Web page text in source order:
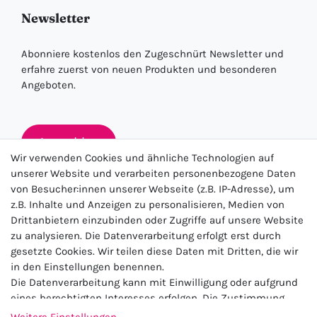
Newsletter
Abonniere kostenlos den Zugeschnürt Newsletter und
erfahre zuerst von neuen Produkten und besonderen
Angeboten.
Anmelden
★★★★★
4.5 / 5.0 (23.143)
Wir verwenden Cookies und ähnliche Technologien auf
unserer Website und verarbeiten personenbezogene Daten
von Besucher:innen unserer Webseite (z.B. IP-Adresse), um
z.B. Inhalte und Anzeigen zu personalisieren, Medien von
Drittanbietern einzubinden oder Zugriffe auf unsere Website
zu analysieren. Die Datenverarbeitung erfolgt erst durch
gesetzte Cookies. Wir teilen diese Daten mit Dritten, die wir
in den Einstellungen benennen.
Die Datenverarbeitung kann mit Einwilligung oder aufgrund
eines berechtigten Interesses erfolgen. Die Zustimmung
kann erteilt oder abgelehnt werden. Es besteht das Recht,